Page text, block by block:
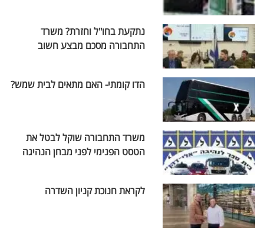
נתקעת בחו"ל וחזרת? משרד
התחבורה מסכם מבצע חשוב
הדו קומתי- האם מתאים לבית שמש?
משרד התחבורה שוקל לבטל את
הטסט הפנימי לפני מבחן הנהיגה
לקראת חנוכת קניון השדרה